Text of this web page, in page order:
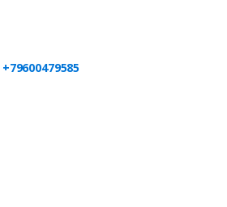
+79600479585